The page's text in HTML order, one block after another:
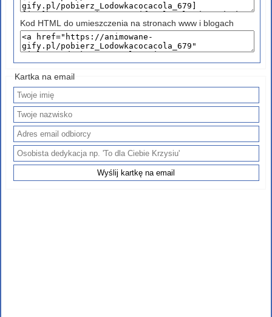
Kod HTML do umieszczenia na stronach www i blogach
Kartka na email